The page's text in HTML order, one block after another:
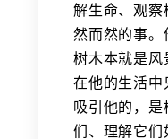
解生命、观察
然而然的事。
树木本就是风
在他的生活中
吸引他的，是
们、理解它们